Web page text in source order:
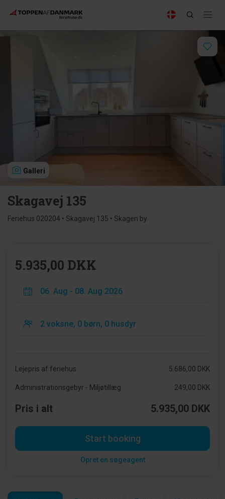
Galleri
Skagavej 135
Feriehus 020204 • Skagavej 135 • Skagen by
5.935,00 DKK
Lejepris af feriehus 5.686,00 DKK
Administrationsgebyr - Miljøtillæg 249,00 DKK
Pris i alt 5.935,00 DKK
Start booking
Opret en søgeagent